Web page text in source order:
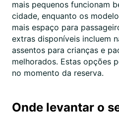
mais pequenos funcionam
cidade, enquanto os
mais espaço para
extras disponíveis incluem
assentos para crianças e
melhorados. Estas opções
no momento da reserva.
Onde levantar o